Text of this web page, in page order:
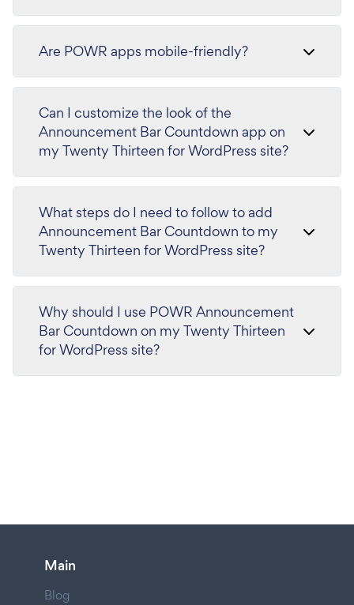
Are POWR apps mobile-friendly?
Can I customize the look of the
Announcement Bar Countdown app on
my Twenty Thirteen for WordPress site?
What steps do I need to follow to add
Announcement Bar Countdown to my
Twenty Thirteen for WordPress site?
Why should I use POWR Announcement
Bar Countdown on my Twenty Thirteen
for WordPress site?
Main
Blog